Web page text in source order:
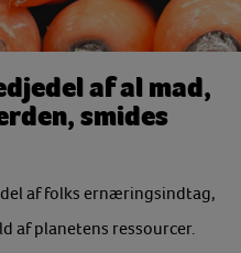
af al mad,
smides
af folks ernæringsindtag,
af planetens ressourcer.